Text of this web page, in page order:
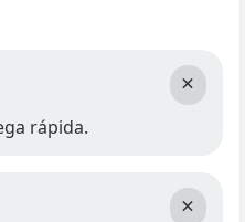
×
rápida.
×